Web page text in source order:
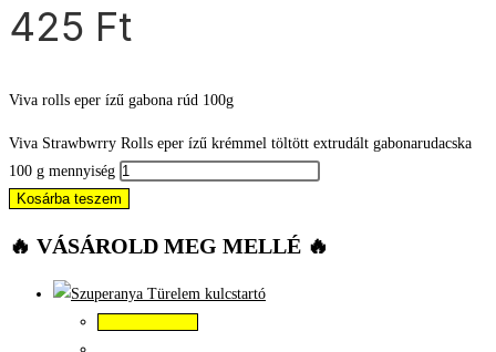
425 Ft
Viva rolls eper ízű gabona rúd 100g
Viva Strawbwrry Rolls eper ízű krémmel töltött extrudált gabonarudacska
100 g mennyiség
Kosárba teszem
🔥 VÁSÁROLD MEG MELLÉ 🔥